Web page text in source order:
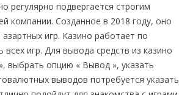
регулярно подвергается строгим
компании. Созданное в 2018 году, оно
игр. Казино работает по
игр. Для вывода средств из казино
выбрать опцию « Вывод », указать
выводов потребуется указать